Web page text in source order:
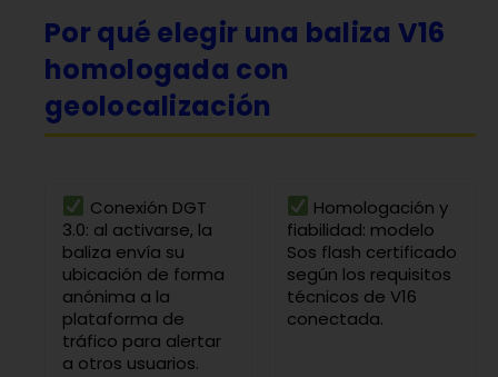
Por qué elegir una baliza V16
homologada con
geolocalización
Conexión DGT
3.0: al activarse, la
baliza envía su
ubicación de forma
anónima a la
plataforma de
tráfico para alertar
a otros usuarios.
Homologación y
fiabilidad: modelo
Sos flash certificado
según los requisitos
técnicos de V16
conectada.